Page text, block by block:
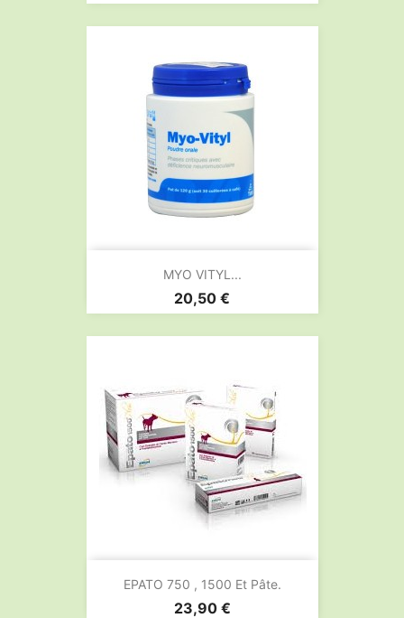
MYO VITYL...
Prix
20,50 €
EPATO 750 , 1500 Et Pâte.
Prix
23,90 €